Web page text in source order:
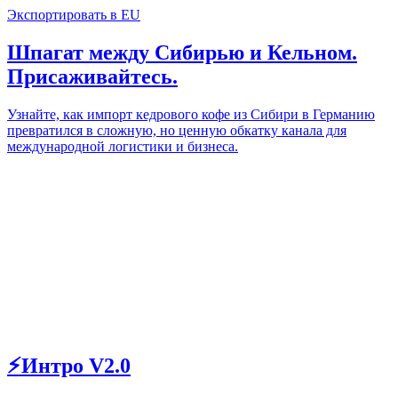
Экспортировать в EU
Шпагат между Сибирью и Кельном.
Присаживайтесь.
Узнайте, как импорт кедрового кофе из Сибири в Германию
превратился в сложную, но ценную обкатку канала для
международной логистики и бизнеса.
⚡Интро V2.0